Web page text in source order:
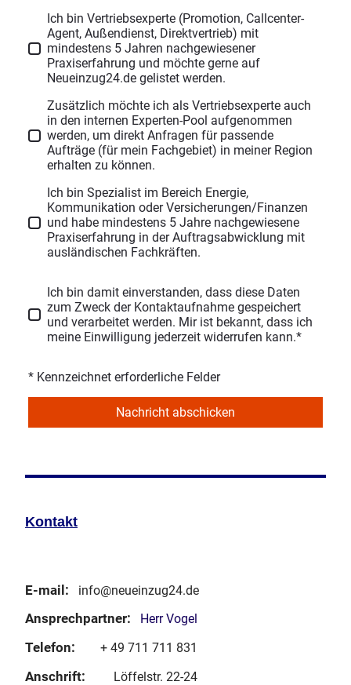
Ich bin Vertriebsexperte (Promotion, Callcenter-
Agent, Außendienst, Direktvertrieb) mit
mindestens 5 Jahren nachgewiesener
Praxiserfahrung und möchte gerne auf
Neueinzug24.de gelistet werden.
Zusätzlich möchte ich als Vertriebsexperte auch
in den internen Experten-Pool aufgenommen
werden, um direkt Anfragen für passende
Aufträge (für mein Fachgebiet) in meiner Region
erhalten zu können.
Ich bin Spezialist im Bereich Energie,
Kommunikation oder Versicherungen/Finanzen
und habe mindestens 5 Jahre nachgewiesene
Praxiserfahrung in der Auftragsabwicklung mit
ausländischen Fachkräften.
Ich bin damit einverstanden, dass diese Daten
zum Zweck der Kontaktaufnahme gespeichert
und verarbeitet werden. Mir ist bekannt, dass ich
meine Einwilligung jederzeit widerrufen kann.*
* Kennzeichnet erforderliche Felder
Nachricht abschicken
Kontakt
E-mail: info@neueinzug24.de
Ansprechpartner: Herr Vogel
Telefon: + 49 711 711 831
Anschrift:
Löffelstr. 22-24